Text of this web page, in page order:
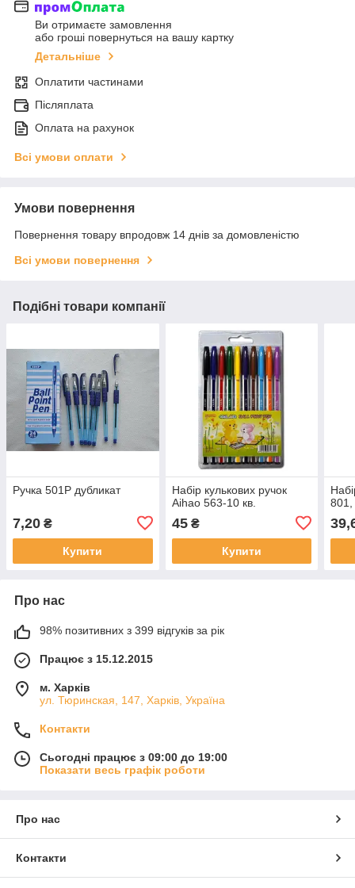
Ви отримаєте замовлення
або гроші повернуться на вашу картку
Детальніше
Оплатити частинами
Післяплата
Оплата на рахунок
Всі умови оплати
Умови повернення
Повернення товару впродовж 14 днів за домовленістю
Всі умови повернення
Подібні товари компанії
Ручка 501P дубликат
7,20 ₴
Купити
Набір кулькових ручок
Aihao 563-10 кв.
45₴
Купити
801,
Про нас
98% позитивних з 399 відгуків за рік
Працює з 15.12.2015
м. Харків
ул. Тюринская, 147, Харків, Україна
Контакти
Сьогодні працює з 09:00 до 19:00
Показати весь графік роботи
Про нас
Контакти